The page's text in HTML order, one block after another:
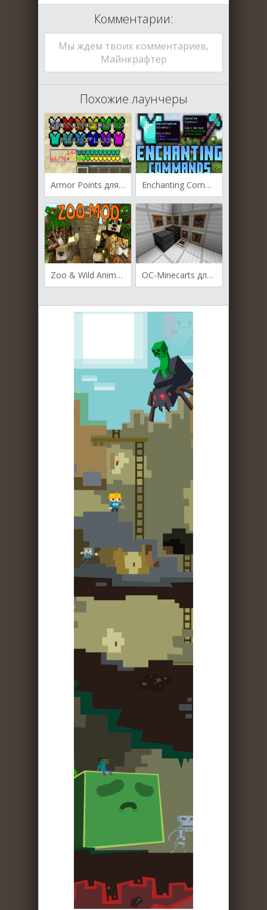
Комментарии:
Мы ждем твоих комментариев,
Майнкрафтер
Похожие лаунчеры
Armor Points для Майнкрафт [1.19.4, 1.19.3, 1.19.2] Enchanting Commands для Майнкрафт [1.19.4, 1.19.3, 1.19.2]
Zoo & Wild Animals для Майнкрафт [1.16.5, 1.12.2] OC-Minecarts для Майнкрафт 1.7.10